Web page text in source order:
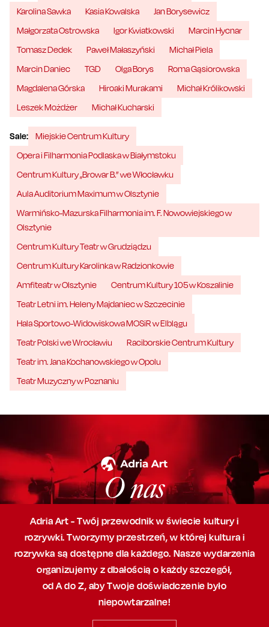
Karolina Sawka Kasia Kowalska
Jan Borysewicz
Małgorzata Ostrowska
Igor Kwiatkowski
Marcin Hycnar
Tomasz Dedek
Paweł Małaszyński
Michał Piela
Marcin Daniec
TGD Olga Borys
Roma Gąsiorowska
Magdalena Górska
Hiroaki Murakami
Michał Królikowski
Leszek Możdżer
Michał Kucharski
Sale:
Miejskie Centrum Kultury
Opera i Filharmonia Podlaska w Białymstoku
Centrum Kultury „Browar B.” we Włocławku
Aula Auditorium Maximum w Olsztynie
Warmińsko-Mazurska Filharmonia im. F. Nowowiejskiego w
Olsztynie
Centrum Kultury Teatr w Grudziądzu
Centrum Kultury Karolinka w Radzionkowie
Amfiteatr w Olsztynie
Centrum Kultury 105 w Koszalinie
Teatr Letni im. Heleny Majdaniec w Szczecinie
Hala Sportowo-Widowiskowa MOSiR w Elblągu
Teatr Polski we Wrocławiu
Raciborskie Centrum Kultury
Teatr im. Jana Kochanowskiego w Opolu
Teatr Muzyczny w Poznaniu
O nas
Adria Art - Twój przewodnik w świecie kultury i
rozrywki. Tworzymy przestrzeń,w której kultura i
rozrywka są dostępne dla każdego. Nasze wydarzenia
organizujemy z dbałością o każdy szczegół,
od A do Z, abyTwoje doświadczenie było
niepowtarzalne!